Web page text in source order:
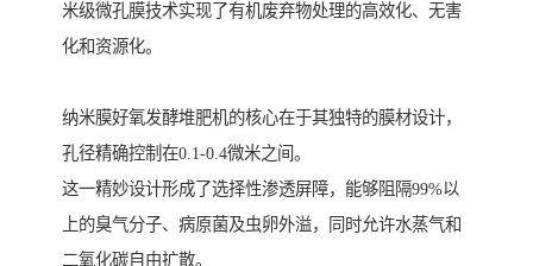
米级微孔膜技术实现了有机废弃物处理的高效化、无害
化和资源化。
纳米膜好氧发酵堆肥机的核心在于其独特的膜材设计，
孔径精确控制在0.1-0.4微米之间。
这一精妙设计形成了选择性渗透屏障，能够阻隔99%以
上的臭气分子、病原菌及虫卵外溢，同时允许水蒸气和
二氧化碳自由扩散。